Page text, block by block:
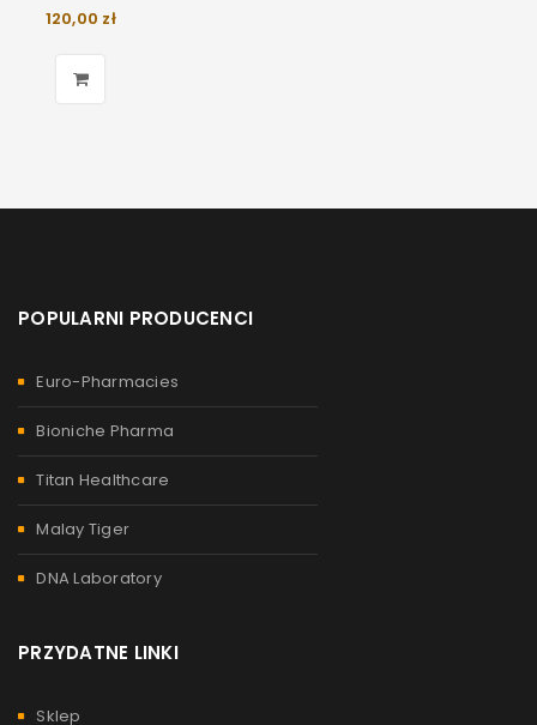
120,00 zł
POPULARNI PRODUCENCI
Euro-Pharmacies
Bioniche Pharma
Titan Healthcare
Malay Tiger
DNA Laboratory
PRZYDATNE LINKI
Sklep